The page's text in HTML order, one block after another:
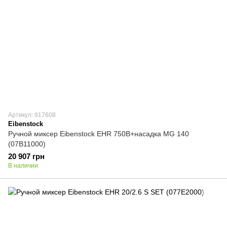
Артикул: 917608
Eibenstock
Ручной миксер Eibenstock EHR 750B+насадка MG 140
(07B11000)
20 907 грн
В наличии